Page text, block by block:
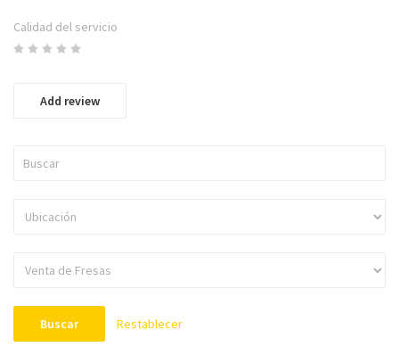
Calidad del servicio
Add review
Buscar Restablecer